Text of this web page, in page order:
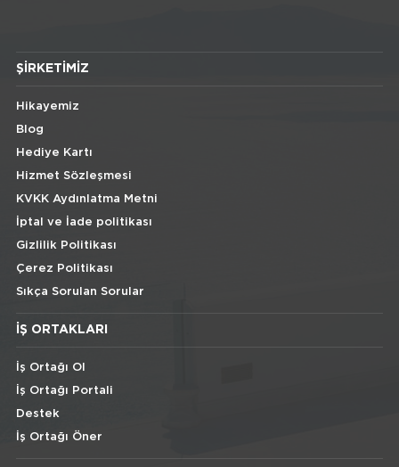
ŞIRKETIMIZ
Hikayemiz
Blog
Hediye Kartı
Hizmet Sözleşmesi
KVKK Aydınlatma Metni
İptal ve İade politikası
Gizlilik Politikası
Çerez Politikası
Sıkça Sorulan Sorular
İŞ ORTAKLARI
İş Ortağı Ol
İş Ortağı Portali
Destek
İş Ortağı Öner